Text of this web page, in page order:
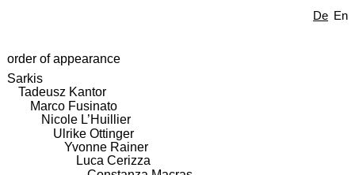
De En
order of appearance
Sarkis
Tadeusz Kantor
Marco Fusinato
Nicole L’Huillier
Ulrike Ottinger
Yvonne Rainer
Luca Cerizza